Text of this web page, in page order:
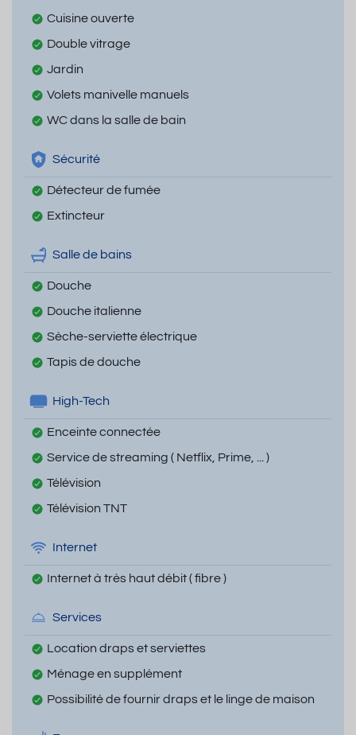
Cuisine ouverte
Double vitrage
Jardin
Volets manivelle manuels
WC dans la salle de bain
Sécurité
Détecteur de fumée
Extincteur
Salle de bains
Douche
Douche italienne
Sèche-serviette électrique
Tapis de douche
High-Tech
Enceinte connectée
Service de streaming ( Netflix, Prime, ... )
Télévision
Télévision TNT
Internet
Internet à très haut débit ( fibre )
Services
Location draps et serviettes
Ménage en supplément
Possibilité de fournir draps et le linge de maison